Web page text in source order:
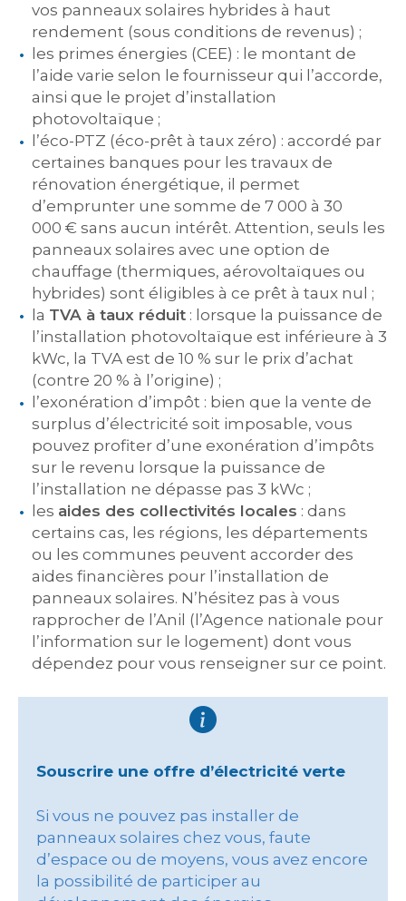
vos panneaux solaires hybrides à haut
rendement (sous conditions de revenus) ;
les primes énergies (CEE) : le montant de
l’aide varie selon le fournisseur qui l’accorde,
ainsi que le projet d’installation
photovoltaïque ;
l’éco-PTZ (éco-prêt à taux zéro) : accordé par
certaines banques pour les travaux de
rénovation énergétique, il permet
d’emprunter une somme de 7 000 à 30
000 € sans aucun intérêt. Attention, seuls les
panneaux solaires avec une option de
chauffage (thermiques, aérovoltaïques ou
hybrides) sont éligibles à ce prêt à taux nul ;
la TVA à taux réduit : lorsque la puissance de
l’installation photovoltaïque est inférieure à 3
kWc, la TVA est de 10 % sur le prix d’achat
(contre 20 % à l’origine) ;
l’exonération d’impôt : bien que la vente de
surplus d’électricité soit imposable, vous
pouvez profiter d’une exonération d’impôts
sur le revenu lorsque la puissance de
l’installation ne dépasse pas 3 kWc ;
les aides des collectivités locales : dans
certains cas, les régions, les départements
ou les communes peuvent accorder des
aides financières pour l’installation de
panneaux solaires. N’hésitez pas à vous
rapprocher de l’Anil (l’Agence nationale pour
l’information sur le logement) dont vous
dépendez pour vous renseigner sur ce point.
Souscrire une offre d’électricité verte
Si vous ne pouvez pas installer de
panneaux solaires chez vous, faute
d’espace ou de moyens, vous avez encore
la possibilité de participer au